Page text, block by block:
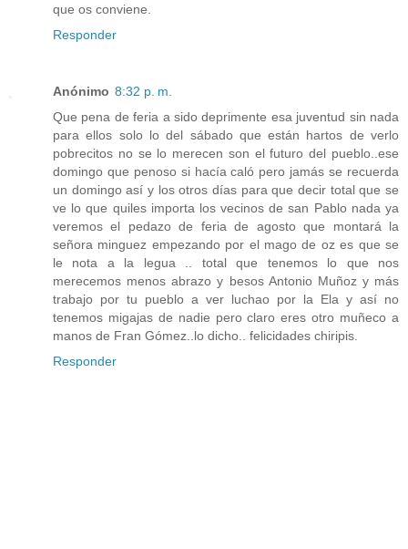
que os conviene.
Responder
Anónimo 8:32 p. m.
Que pena de feria a sido deprimente esa juventud sin nada
para ellos solo lo del sábado que están hartos de verlo
pobrecitos no se lo merecen son el futuro del pueblo..ese
domingo que penoso si hacía caló pero jamás se recuerda
un domingo así y los otros días para que decir total que se
ve lo que quiles importa los vecinos de san Pablo nada ya
veremos el pedazo de feria de agosto que montará la
señora minguez empezando por el mago de oz es que se
le nota a la legua .. total que tenemos lo que nos
merecemos menos abrazo y besos Antonio Muñoz y más
trabajo por tu pueblo a ver luchao por la Ela y así no
tenemos migajas de nadie pero claro eres otro muñeco a
manos de Fran Gómez..lo dicho.. felicidades chiripis.
Responder